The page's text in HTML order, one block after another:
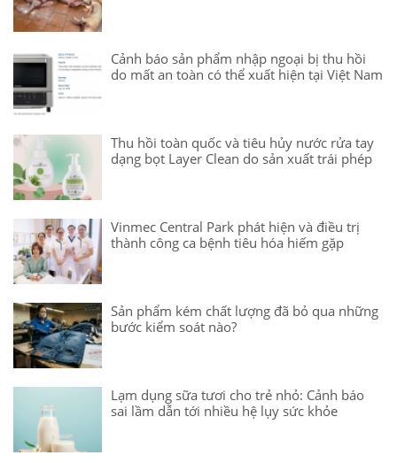
Cảnh báo sản phẩm nhập ngoại bị thu hồi
do mất an toàn có thể xuất hiện tại Việt Nam
Thu hồi toàn quốc và tiêu hủy nước rửa tay
dạng bọt Layer Clean do sản xuất trái phép
Vinmec Central Park phát hiện và điều trị
thành công ca bệnh tiêu hóa hiếm gặp
Sản phẩm kém chất lượng đã bỏ qua những
bước kiểm soát nào?
Lạm dụng sữa tươi cho trẻ nhỏ: Cảnh báo
sai lầm dẫn tới nhiều hệ lụy sức khỏe